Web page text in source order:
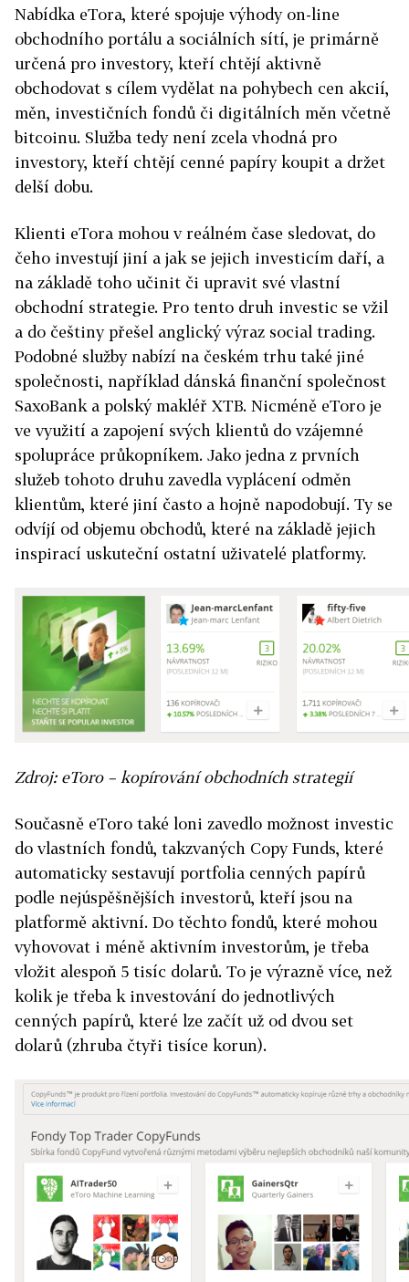
Nabídka eTora, které spojuje výhody on-line
obchodního portálu a sociálních sítí, je primárně
určená pro investory, kteří chtějí aktivně
obchodovat s cílem vydělat na pohybech cen akcií,
měn, investičních fondů či digitálních měn včetně
bitcoinu. Služba tedy není zcela vhodná pro
investory, kteří chtějí cenné papíry koupit a držet
delší dobu.
Klienti eTora mohou v reálném čase sledovat, do
čeho investují jiní a jak se jejich investicím daří, a
na základě toho učinit či upravit své vlastní
obchodní strategie. Pro tento druh investic se vžil
a do češtiny přešel anglický výraz social trading.
Podobné služby nabízí na českém trhu také jiné
společnosti, například dánská finanční společnost
SaxoBank a polský makléř XTB. Nicméně eToro je
ve využití a zapojení svých klientů do vzájemné
spolupráce průkopníkem. Jako jedna z prvních
služeb tohoto druhu zavedla vyplácení odměn
klientům, které jiní často a hojně napodobují. Ty se
odvíjí od objemu obchodů, které na základě jejich
inspirací uskuteční ostatní uživatelé platformy.
Zdroj: eToro – kopírování obchodních strategií
Současně eToro také loni zavedlo možnost investic
do vlastních fondů, takzvaných Copy Funds, které
automaticky sestavují portfolia cenných papírů
podle nejúspěšnějších investorů, kteří jsou na
platformě aktivní. Do těchto fondů, které mohou
vyhovovat i méně aktivním investorům, je třeba
vložit alespoň 5 tisíc dolarů. To je výrazně více, než
kolik je třeba k investování do jednotlivých
cenných papírů, které lze začít už od dvou set
dolarů (zhruba čtyři tisíce korun).